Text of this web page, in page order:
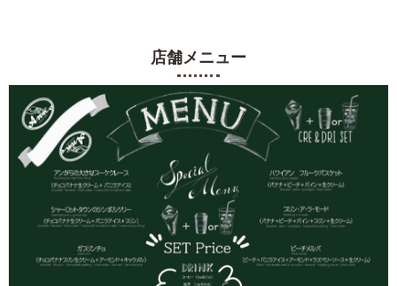
店舗メニュー